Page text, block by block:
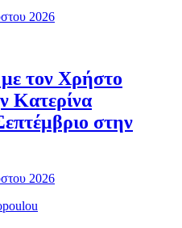
2026
τον Χρήστο
Κατερίνα
στην
2026